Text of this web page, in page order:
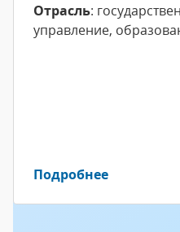
Отрасль:
управление,
Подробнее